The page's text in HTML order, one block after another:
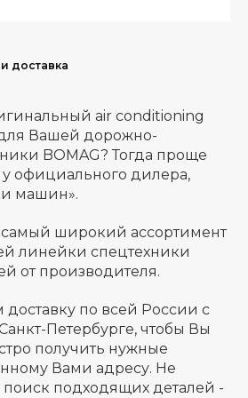
доставка
air conditioning
Вашей дорожно-
BOMAG? Тогда проще
у официального дилера,
машин».
широкий ассортимент
линейки спецтехники
от производителя.
по всей России с
Петербурге, чтобы Вы
получить нужные
Вами адресу. Не
поиск подходящих деталей -